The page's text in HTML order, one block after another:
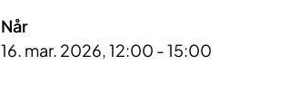
Når
16. mar. 2026, 12:00 - 15:00